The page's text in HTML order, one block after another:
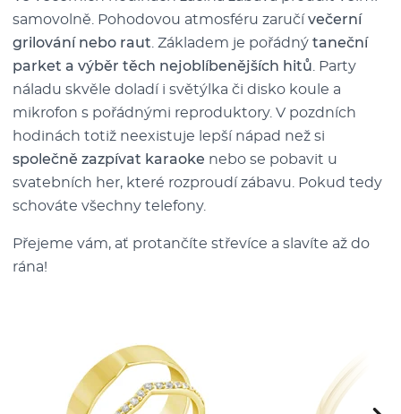
samovolně. Pohodovou atmosféru zaručí večerní
grilování nebo raut. Základem je pořádný taneční
parket a výběr těch nejoblíbenějších hitů. Party
náladu skvěle doladí i světýlka či disko koule a
mikrofon s pořádnými reproduktory. V pozdních
hodinách totiž neexistuje lepší nápad než si
společně zazpívat karaoke nebo se pobavit u
svatebních her, které rozproudí zábavu. Pokud tedy
schováte všechny telefony.
Přejeme vám, ať protančíte střevíce a slavíte až do
rána!